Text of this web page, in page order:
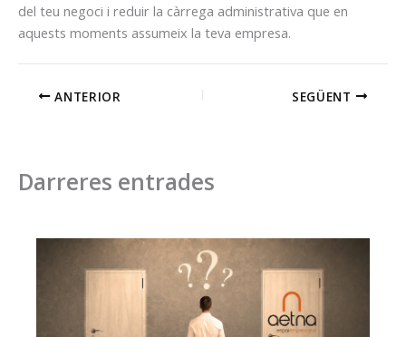
del teu negoci i reduir la càrrega administrativa que en
aquests moments assumeix la teva empresa.
ANTERIOR SEGÜENT
Darreres entrades